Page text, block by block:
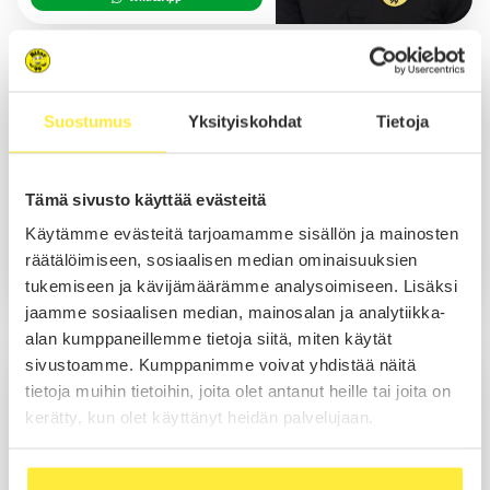
Suostumus Yksityiskohdat Tietoja
Tämä sivusto käyttää evästeitä
Käytämme evästeitä tarjoamamme sisällön ja mainosten
räätälöimiseen, sosiaalisen median ominaisuuksien
tukemiseen ja kävijämäärämme analysoimiseen. Lisäksi
jaamme sosiaalisen median, mainosalan ja analytiikka-
alan kumppaneillemme tietoja siitä, miten käytät
sivustoamme. Kumppanimme voivat yhdistää näitä
tietoja muihin tietoihin, joita olet antanut heille tai joita on
kerätty, kun olet käyttänyt heidän palvelujaan.
Soita
WhatsApp
Aleksi Lindgren
Myynti